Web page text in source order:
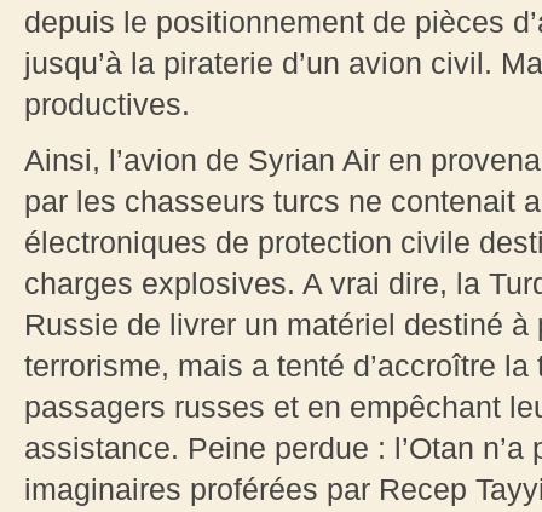
depuis le positionnement de pièces
jusqu’à la piraterie d’un avion civil.
productives.
Ainsi, l’avion de Syrian Air en
par les chasseurs turcs ne contenait
électroniques de protection civile
charges explosives. A vrai dire, la
Russie de livrer un matériel destiné
terrorisme, mais a tenté d’accroître
passagers russes et en empêchant
assistance. Peine perdue : l’Otan
imaginaires proférées par Recep